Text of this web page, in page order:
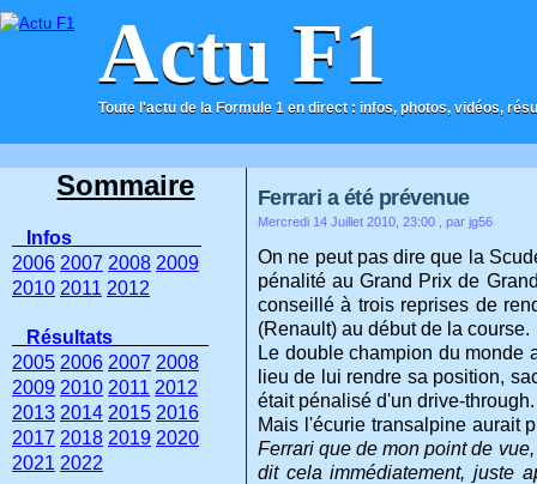
Actu F1
Toute l'actu de la Formule 1 en direct : infos, photos, vidéos,
ACCUEIL CONTACT
Ferrari a été prévenue
Mercredi 14 Juillet 2010, 23:00 , par jg56
On ne peut pas dire que la
pénalité au Grand Prix de
conseillé à trois reprises de
(Renault) au début de la course.
Le double champion du monde
lieu de lui rendre sa position,
était pénalisé d'un drive-through.
Mais l'écurie transalpine aurait
Ferrari que de mon point de
dit cela immédiatement, juste
Sommaire
Infos
2006 2007 2008 2009
2010 2011 2012
Résultats
2005 2006 2007 2008
2009 2010 2011 2012
2013 2014 2015 2016
2017 2018 2019 2020
2021 2022